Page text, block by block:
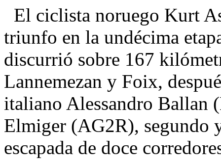
El ciclista noruego Kurt
triunfo en la undécima
discurrió sobre 167
Lannemezan y Foix,
italiano Alessandro Ballan
Elmiger (AG2R), segundo
escapada de doce